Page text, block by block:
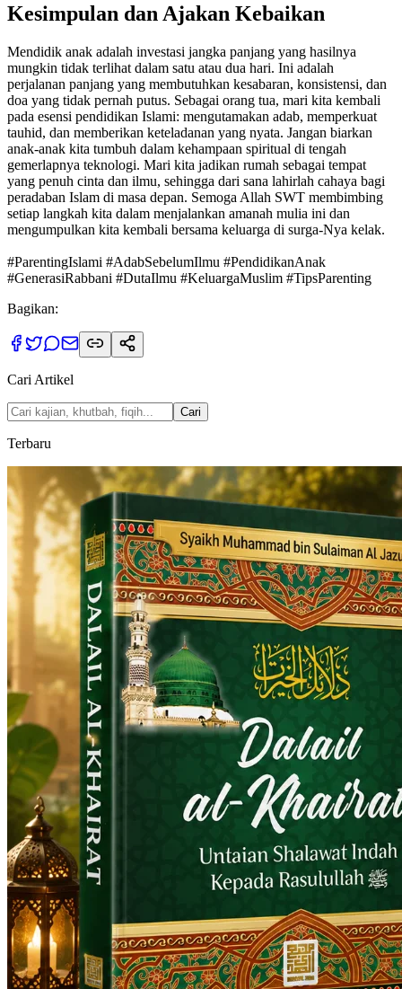
Kesimpulan dan Ajakan Kebaikan
Mendidik anak adalah investasi jangka panjang yang hasilnya
mungkin tidak terlihat dalam satu atau dua hari. Ini adalah
perjalanan panjang yang membutuhkan kesabaran, konsistensi, dan
doa yang tidak pernah putus. Sebagai orang tua, mari kita kembali
pada esensi pendidikan Islami: mengutamakan adab, memperkuat
tauhid, dan memberikan keteladanan yang nyata. Jangan biarkan
anak-anak kita tumbuh dalam kehampaan spiritual di tengah
gemerlapnya teknologi. Mari kita jadikan rumah sebagai tempat
yang penuh cinta dan ilmu, sehingga dari sana lahirlah cahaya bagi
peradaban Islam di masa depan. Semoga Allah SWT membimbing
setiap langkah kita dalam menjalankan amanah mulia ini dan
mengumpulkan kita kembali bersama keluarga di surga-Nya kelak.
#ParentingIslami #AdabSebelumIlmu #PendidikanAnak
#GenerasiRabbani #DutaIlmu #KeluargaMuslim #TipsParenting
Bagikan:
Cari Artikel
Cari
Terbaru